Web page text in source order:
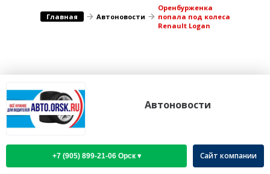
Купоны
Главная Автоновости
Оренбурженка
попала под колеса
Renault Logan
Автоновости
Сайт компании